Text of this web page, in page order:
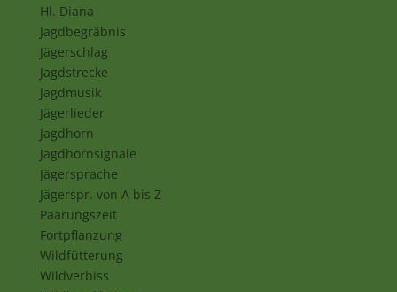
Hl. Diana
Jagdbegräbnis
Jägerschlag
Jagdstrecke
Jagdmusik
Jägerlieder
Jagdhorn
Jagdhornsignale
Jägersprache
Jägerspr. von A bis Z
Paarungszeit
Fortpflanzung
Wildfütterung
Wildverbiss